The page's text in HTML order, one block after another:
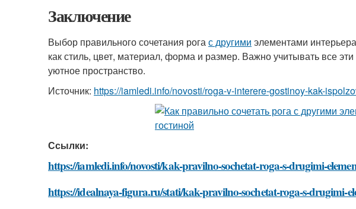
Заключение
Выбор правильного сочетания рогас другими элементами
как стиль, цвет, материал, форма и размер. Важно учитывать все
уютное пространство.
Источник: https://iamledi.info/novosti/roga-v-interere-gostinoy-kak-
Ссылки:
https://iamledi.info/novosti/kak-pravilno-sochetat-roga-s-drugimi-
https://idealnaya-figura.ru/stati/kak-pravilno-sochetat-roga-s-drugimi-